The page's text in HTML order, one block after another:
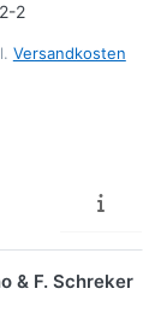
2
Versandkosten
& F. Schreker